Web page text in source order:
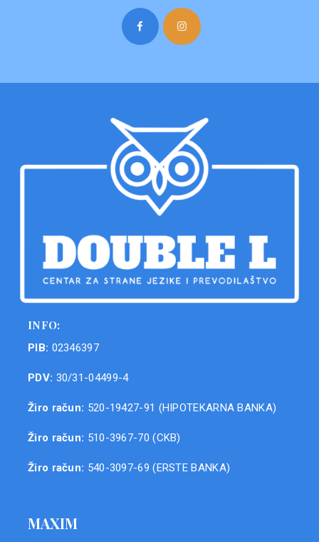
INFO:
PIB: 02346397
PDV: 30/31-04499-4
Žiro račun: 520-19427-91 (HIPOTEKARNA BANKA)
Žiro račun: 510-3967-70 (CKB)
Žiro račun: 540-3097-69 (ERSTE BANKA)
MAXIM